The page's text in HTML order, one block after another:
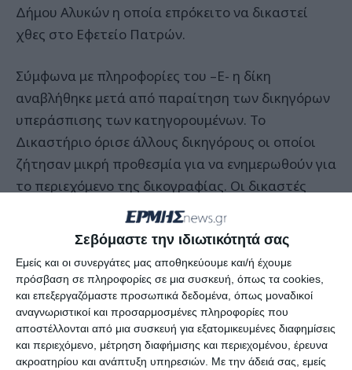
Σεβόμαστε την ιδιωτικότητά σας
Εμείς και οι συνεργάτες μας αποθηκεύουμε και/ή έχουμε
πρόσβαση σε πληροφορίες σε μια συσκευή, όπως τα cookies,
και επεξεργαζόμαστε προσωπικά δεδομένα, όπως μοναδικοί
αναγνωριστικοί και προσαρμοσμένες πληροφορίες που
αποστέλλονται από μια συσκευή για εξατομικευμένες διαφημίσεις
και περιεχόμενο, μέτρηση διαφήμισης και περιεχομένου, έρευνα
ακροατηρίου και ανάπτυξη υπηρεσιών. Με την άδειά σας, εμείς
Δήμου Αλυκών η οποία επρόκειτο να δικαστεί
χθες στο Εφετείο Πατρών.
Σύμφωνα με πληροφορίες του –Ε- η δίκη
αναβλήθηκε μετά από παραίτηση των δικηγόρων
υπεράσπισης των κατηγορουμένων. Το
Δικαστήριο όρισε άλλους δικηγόρους οι οποίοι
ζήτησαν μικρή προθεσμία για να ενημερωθούν για
το περιεχόμενο της δικογραφίας. Οι δικαστές
επέμεναν ότι δεν είναι δυνατό να δοθούν άλλες
αναβολές και τελικά ορίστηκε τακτική δικάσιμος
στις 30 Σεπτεμβρίου 2013.
Κατηγορούμενοι είναι οι αιρετοί του
Καποδιστριακού Δήμου Αλυκών της χρονικής
εκείνης περιόδου και το ύψος των εικονικών
τιμολογίων που πληρώθηκαν είναι 1.000.000